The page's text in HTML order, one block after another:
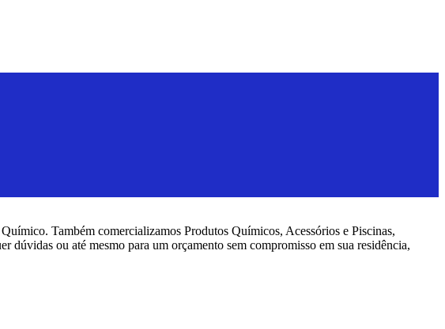
Também comercializamos Produtos Químicos, Acessórios e Piscinas,
dúvidas ou até mesmo para um orçamento sem compromisso em sua residência,